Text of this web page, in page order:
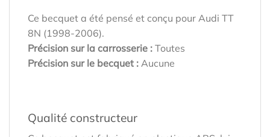
Ce becquet a été pensé et conçu pour Audi TT
8N (1998-2006).
Précision sur la carrosserie : Toutes
Précision sur le becquet : Aucune
Qualité constructeur